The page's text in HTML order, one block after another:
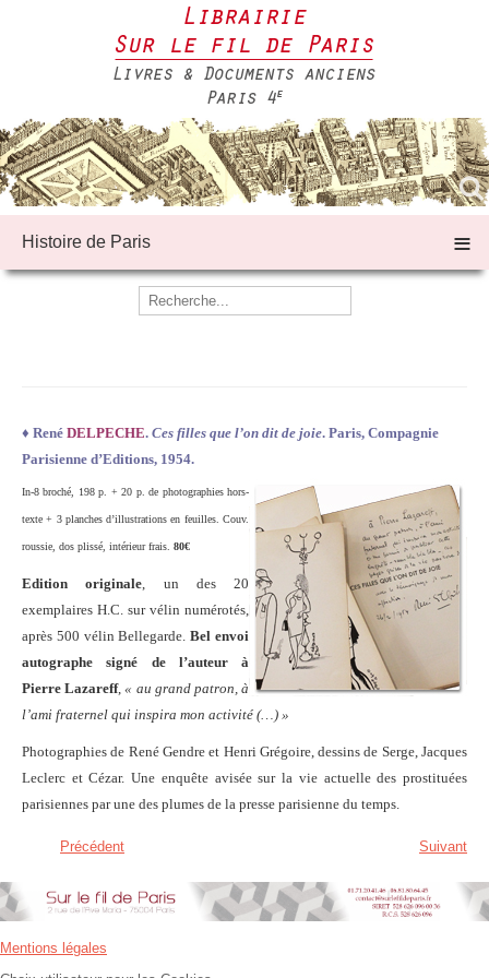
Histoire de Paris ≡
♦ René DELPECHE. Ces filles que l’on dit de joie. Paris, Compagnie
Parisienne d’Editions, 1954.
In-8 broché, 198 p. + 20 p. de photographies hors-
texte + 3 planches d’illustrations en feuilles. Couv.
roussie, dos plissé, intérieur frais. 80€
Edition originale , un des 20
exemplaires H.C. sur vélin numérotés,
après 500 vélin Bellegarde.Bel envoi
autographe signé de l’auteur à
Pierre Lazareff,« au grand patron, à
l’ami fraternel qui inspira mon activité (…) »
Photographies de René Gendre et Henri Grégoire, dessins de Serge, Jacques
Leclerc et Cézar. Une enquête avisée sur la vie actuelle des prostituées
parisiennes par une des plumes de la presse parisienne du temps.
Précédent Suivant
Mentions légales